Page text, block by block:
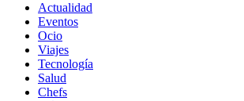
Actualidad
Eventos
Ocio
Viajes
Tecnología
Salud
Chefs